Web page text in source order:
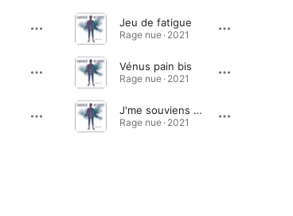
Jeu de fatigue
Rage nue · 2021
Vénus pain bis
Rage nue · 2021
J'me souviens presque
Rage nue · 2021